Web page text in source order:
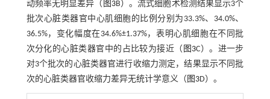
动频率无明显差异（ 图3B）。流式细胞术检测结果显示3个
批次心脏类器官中心肌细胞的比例分别为33.3%、34.0%、
36.5%，变化幅度在34.6%±1.37%，表明心肌细胞在不同批
次分化的心脏类器官中的占比较为接近（ 图3C）。进一步
对3个批次的心脏类器官进行收缩力测定，结果显示不同批
次的心脏类器官收缩力差异无统计学意义（ 图3D）。